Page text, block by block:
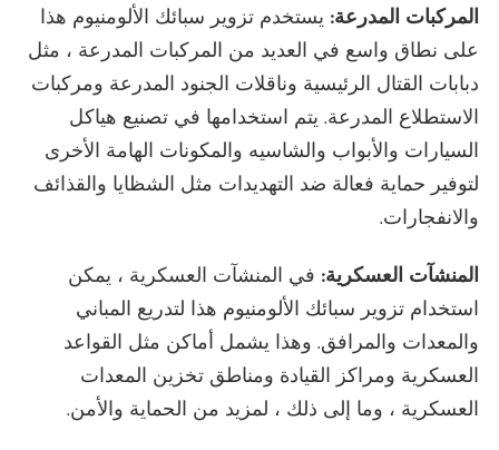
المركبات المدرعة: يستخدم تزوير سبائك الألومنيوم هذا
على نطاق واسع في العديد من المركبات المدرعة ، مثل
دبابات القتال الرئيسية وناقلات الجنود المدرعة ومركبات
الاستطلاع المدرعة. يتم استخدامها في تصنيع هياكل
السيارات والأبواب والشاسيه والمكونات الهامة الأخرى
لتوفير حماية فعالة ضد التهديدات مثل الشظايا والقذائف
والانفجارات.
المنشآت العسكرية: في المنشآت العسكرية ، يمكن
استخدام تزوير سبائك الألومنيوم هذا لتدريع المباني
والمعدات والمرافق. وهذا يشمل أماكن مثل القواعد
العسكرية ومراكز القيادة ومناطق تخزين المعدات
العسكرية ، وما إلى ذلك ، لمزيد من الحماية والأمن.